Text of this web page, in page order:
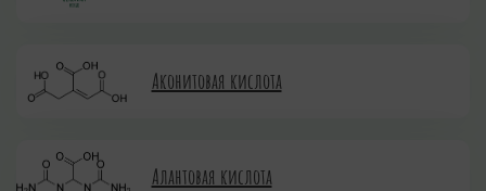
Аконитовая кислота
Алантовая кислота